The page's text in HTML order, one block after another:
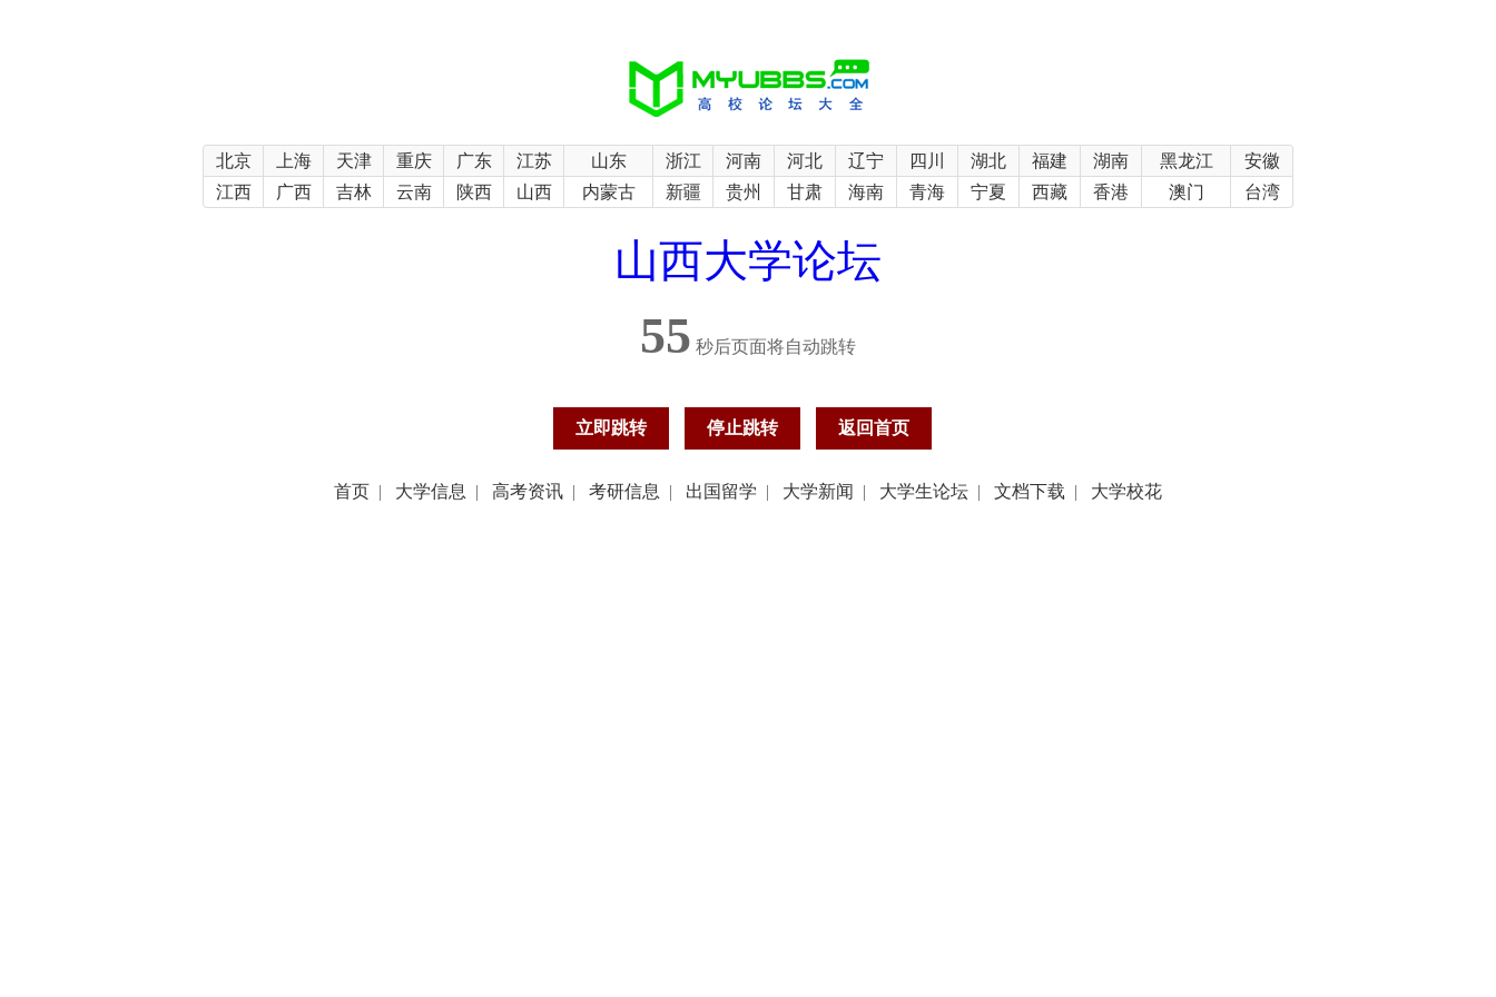
北京 上海 天津 重庆 广东 江苏 山东 浙江 河南 河北 辽宁 四川 湖北 福建 湖南 黑龙江
安徽
江西
广西 吉林 云南 陕西 山西 内蒙古 新疆 贵州 甘肃 海南 青海 宁夏 西藏 香港 澳门 台湾
山西大学论坛
55 秒后页面将自动跳转
立即跳转 停止跳转 返回首页
首页 | 大学信息 | 高考资讯 | 考研信息 | 出国留学 | 大学新闻 | 大学生论坛 | 文档下载 | 大学校花